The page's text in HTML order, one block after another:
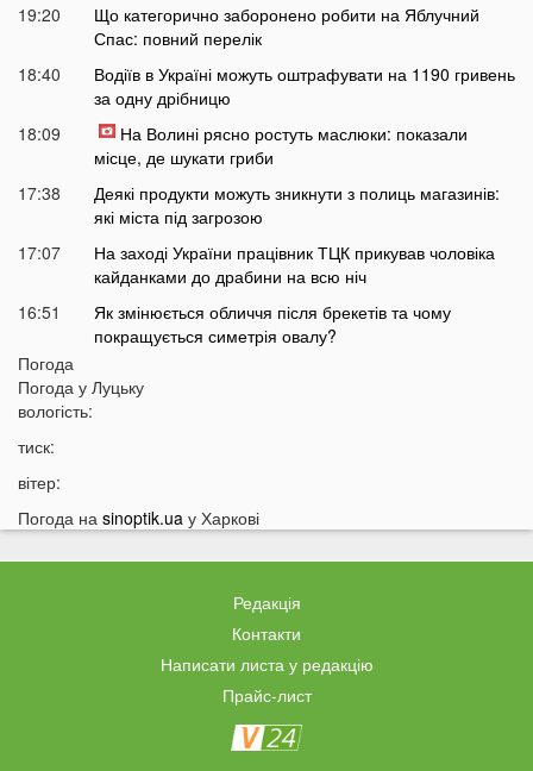
19:20
Що категорично заборонено робити на Яблучний
Спас: повний перелік
18:40
Водіїв в Україні можуть оштрафувати на 1190 гривень
за одну дрібницю
18:09
На Волині рясно ростуть маслюки: показали
місце, де шукати гриби
17:38
Деякі продукти можуть зникнути з полиць магазинів:
які міста під загрозою
17:07
На заході України працівник ТЦК прикував чоловіка
кайданками до драбини на всю ніч
16:51
Як змінюється обличчя після брекетів та чому
покращується симетрія овалу?
16:36
Україні
15:53
дату
На Світязі водій не пропустив людей з дітьми на
пішохідному переході: спалахнув новий скандал
Росія готує новий масований удар: які області під
Відома тарологиня зробила тривожне передбачення
про війну в Україні
Погода
Погода у Луцьку
вологість:
тиск:
вітер:
Погода на sinoptik.ua у Харкові
Редакція
Контакти
Написати листа у редакцію
Прайс-лист